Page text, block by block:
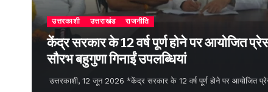
उत्तरकाशी उत्तराखंड राजनीति
केंद्र सरकार के 12 वर्ष पूर्ण होने पर आयोजित
सौरभ बहुगुणा गिनाईं उपलब्धियां
उत्तरकाशी, 12 जून 2026 *केंद्र सरकार के 12 वर्ष पूर्ण होने पर आयोजित